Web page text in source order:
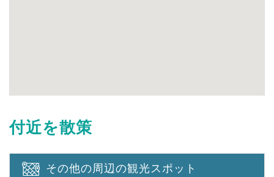
付近を散策
その他の周辺の観光スポット